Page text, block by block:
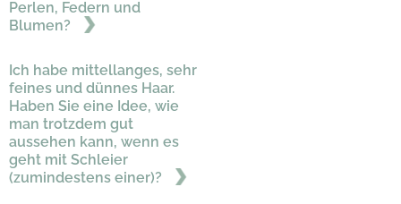
Perlen, Federn und
Blumen?
Ich habe mittellanges, sehr
feines und dünnes Haar.
Haben Sie eine Idee, wie
man trotzdem gut
aussehen kann, wenn es
geht mit Schleier
(zumindestens einer)?